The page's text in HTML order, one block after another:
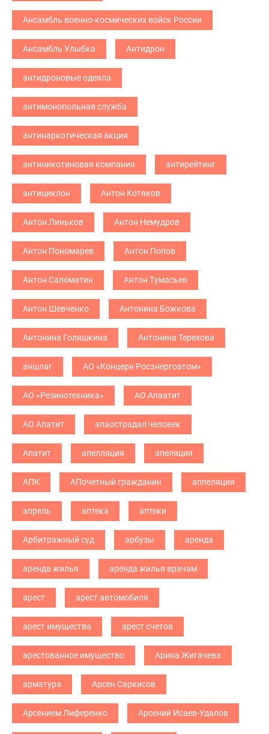
Ансамбль военно-космических войск России
Ансамбль Улыбка Антидрон
антидроновые одеяла
антимонопольная служба
антинаркотическая акция
антиникотиновая компания антирейтинг
антициклон Антон Котяков
Антон Линьков Антон Немудров
Антон Пономарев Антон Попов
Антон Саломатин Антон Тумасьев
Антон Шевченко Антонина Божкова
Антонина Голяшкина Антонина Терехова
аншлаг АО «Концерн Росэнергоатом»
АО «Резинотехника» АО Апаатит
АО Апатит апаострадал человек
Апатит апелляция апеляция
АПК АПочетный гражданин аппеляция
апрель аптека аптеки
Арбитражный суд арбузы аренда
аренда жилья аренда жилья врачам
арест арест автомобиля
арест имущества арест счетов
арестованное имущество Арина Жигачева
арматура Арсен Саркисов
Арсением Лиференко Арсений Исаев-Удалов